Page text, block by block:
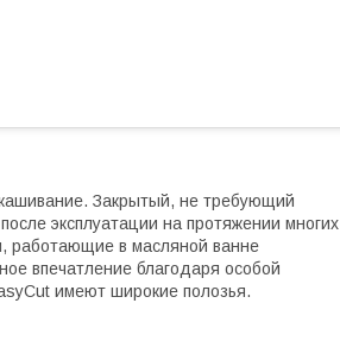
Закрытый, не требующий
эксплуатации на протяжении многих
работающие в масляной ванне
впечатление благодаря особой
имеют широкие полозья.